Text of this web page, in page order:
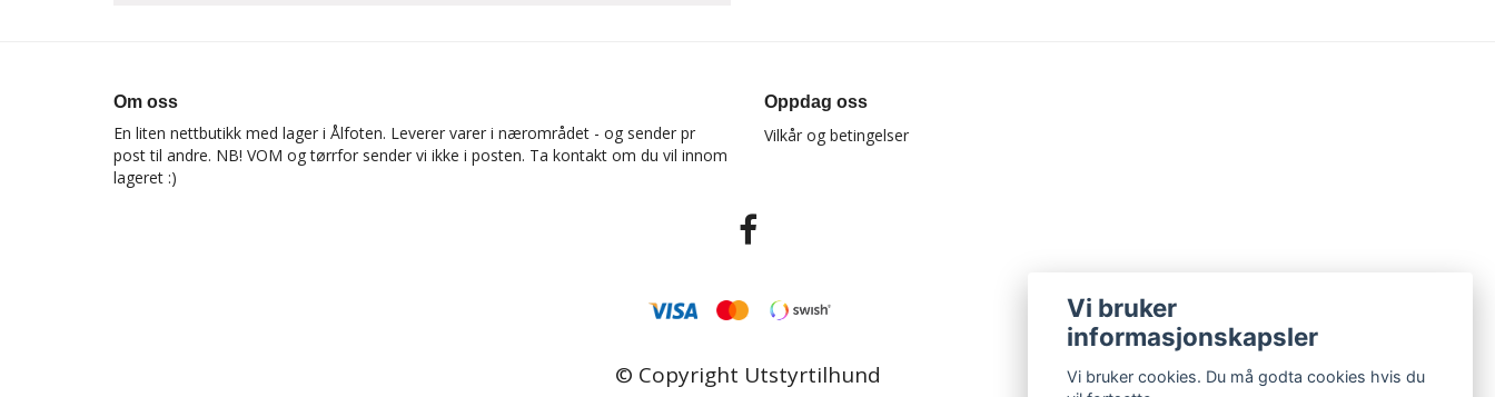
Om oss
En liten nettbutikk med lager i Ålfoten. Leverer varer i nærområdet - og sender pr
post til andre. NB! VOM og tørrfor sender vi ikke i posten. Ta kontakt om du vil innom
lageret :)
Oppdag oss
Vilkår og betingelser
© Copyright Utstyrtilhund
Vi bruker
informasjonskapsler
Vi bruker cookies. Du må godta cookies hvis du